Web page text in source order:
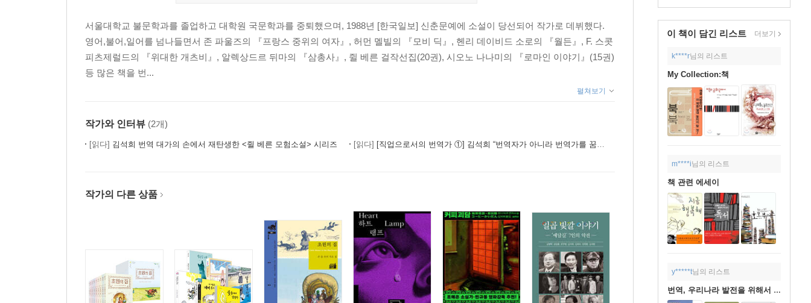
이 책이 담긴 리스트 더보기
k****r님의 리스트
My Collection:책
m****i님의 리스트
책 관련 에세이
y*****t님의 리스트
번역, 우리나라 발전을 위해서 해야할 일!
진정한 인간관계를 찾아나선 오디세이 - 새벽으로의 긴 여행 ㅣ 로자먼드 필처
고독한 현대인의 행동주의 - 빙벽 ㅣ 이노우에 야스시
치명적 위험과 윤리 문제의 드라마 - 이브닝 뉴스 ㅣ 아서 헤일리
인간 조건에 대한 네 개의 시선 - 현대 헝가리 문학선 ㅣ 데리 티보르 외
로마를 읽으면 세계가 보인다 - 로마인 이야기 ㅣ 시오노 나나미
문명의 요람을 찾아가는 시간 여행 - 문명의 창세기 ㅣ 데이비드 롤
시간의 창을 통해 바라본 인류 문명사 - 시간 박물관 ㅣ 움베르토 에코 외
고고학의 모험담 - 동굴에서 들려오는 하프 소리 ㅣ 스티븐 버트먼
'남성의 시대'를 열정적으로 살아간 여인들 - 르네상스의 여인들 ㅣ 시오노 나나미
성(聖)과 속(俗)을 넘나들며 - 신의 대리인 ㅣ 시오노 나나미
천년 세월의 더께를 털고 되살아나다 - 실크로드 이야기 ㅣ 수잔 휫필드
서울대학교 불문학과를 졸업하고 대학원 국문학과를 중퇴했으며, 1988년 [한국일보] 신춘문예에 소설이 당선되어 작가로 데뷔했다.
영어,불어,일어를 넘나들면서 존 파울즈의 『프랑스 중위의 여자』, 허먼 멜빌의 『모비 딕』, 헨리 데이비드 소로의 『월든』, F. 스콧
피츠제럴드의 『위대한 개츠비』, 알렉상드르 뒤마의 『삼총사』, 쥘 베른 걸작선집(20권), 시오노 나나미의 『로마인 이야기』(15권)
등 많은 책을 번...
펼쳐보기
작가와 인터뷰 (2개)
[읽다] 김석희 번역 대가의 손에서 재탄생한 <쥘 베른 모험소설> 시리즈 [읽다] [직업으로서의 번역가 ①] 김석희 “번역자가 아니라 번역가를 꿈꿔라”
작가의 다른 상품